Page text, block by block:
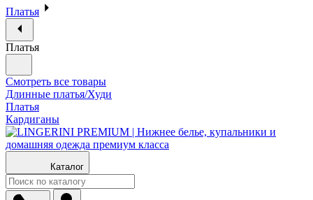
Платья
Платья
Смотреть все товары
Длинные платья/Худи
Платья
Кардиганы
Каталог